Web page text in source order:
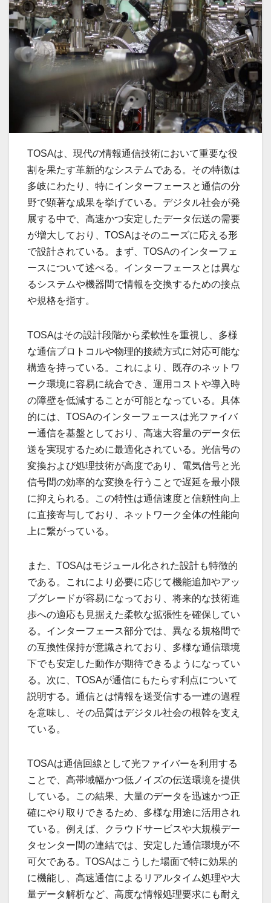
TOSAは、現代の情報通信技術において重要な役
割を果たす革新的なシステムである。 その特徴は
多岐にわたり、特にインターフェースと通信の分
野で顕著な成果を挙げている。デジタル社会が発
展する中で、高速かつ安定したデータ伝送の需要
が増大しており、TOSAはそのニーズに応える形
で設計されている。まず、TOSAのインターフェ
ースについて述べる。インターフェースとは異な
るシステムや機器間で情報を交換するための接点
や規格を指す。
TOSAはその設計段階から柔軟性を重視し、多様
な通信プロトコルや物理的接続方式に対応可能な
構造を持っている。これにより、既存のネットワ
ーク環境に容易に統合でき、運用コストや導入時
の障壁を低減することが可能となっている。具体
的には、TOSAのインターフェースは光ファイバ
ー通信を基盤としており、高速大容量のデータ伝
送を実現するために最適化されている。光信号の
変換および処理技術が高度であり、電気信号と光
信号間の効率的な変換を行うことで遅延を最小限
に抑えられる。この特性は通信速度と信頼性向上
に直接寄与しており、ネットワーク全体の性能向
上に繋がっている。
また、TOSAはモジュール化された設計も特徴的
である。これにより必要に応じて機能追加やアッ
プグレードが容易になっており、将来的な技術進
歩への適応も見据えた柔軟な拡張性を確保してい
る。インターフェース部分では、異なる規格間で
の互換性保持が意識されており、多様な通信環境
下でも安定した動作が期待できるようになってい
る。次に、TOSAが通信にもたらす利点について
説明する。通信とは情報を送受信する一連の過程
を意味し、その品質はデジタル社会の根幹を支え
ている。
TOSAは通信回線として光ファイバーを利用する
ことで、高帯域幅かつ低ノイズの伝送環境を提供
している。この結果、大量のデータを迅速かつ正
確にやり取りできるため、多様な用途に活用され
ている。例えば、クラウドサービスや大規模デー
タセンター間の連結では、安定した通信環境が不
可欠である。TOSAはこうした場面で特に効果的
に機能し、高速通信によるリアルタイム処理や大
量データ解析など、高度な情報処理要求にも耐え